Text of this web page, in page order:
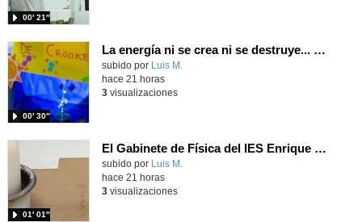
00′ 21″
La energía ni se crea ni se destruye... ¡se experimenta! El Tierno en la Feria Madrid es Ciencia 2026
Contenido educativo.
subido por Luis M.
00′ 30″
hace 21 horas
3visualizaciones
El Gabinete de Física del IES Enrique Tierno Galván de Parla (Curso 25-26)
Contenido educativo.
subido por Luis M.
01′ 01″
hace 21 horas
3visualizaciones